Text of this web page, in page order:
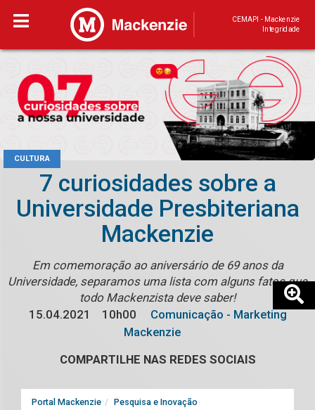
CEMAPI - Mackenzie
Integridade
CULTURA
7 curiosidades sobre a
Universidade Presbiteriana
Mackenzie
Em comemoração ao aniversário de 69 anos da
Universidade, separamos uma lista com alguns fatos que
todo Mackenzista deve saber!
15.04.2021
10h00
Comunicação - Marketing
Mackenzie
COMPARTILHE NAS REDES SOCIAIS
Portal Mackenzie
Pesquisa e Inovação